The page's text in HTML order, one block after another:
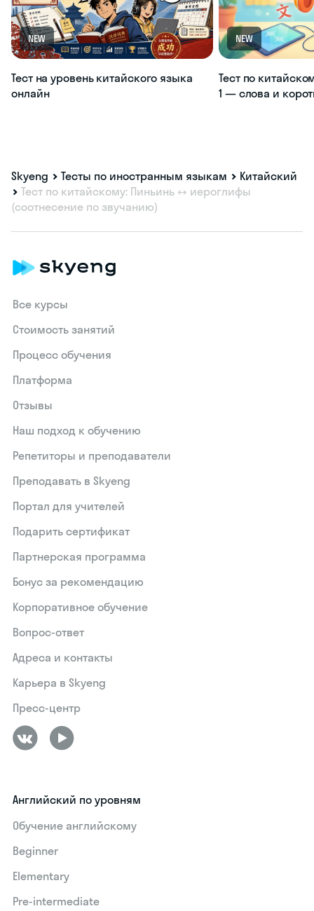
NEW
Тест на уровень китайского языка
онлайн
NEW
Тест по
1 — слова и
Skyeng Тесты по иностранным языкам
Китайский
Тест по китайскому: Пиньинь ↔ иероглифы
(соотнесение по звучанию)
Все курсы
Стоимость занятий
Процесс обучения
Платформа
Отзывы
Наш подход к обучению
Репетиторы и преподаватели
Преподавать в Skyeng
Портал для учителей
Подарить сертификат
Партнерская программа
Бонус за рекомендацию
Корпоративное обучение
Вопрос-ответ
Адреса и контакты
Карьера в Skyeng
Пресс-центр
Английский по уровням
Обучение английскому
Beginner
Elementary
Pre-intermediate